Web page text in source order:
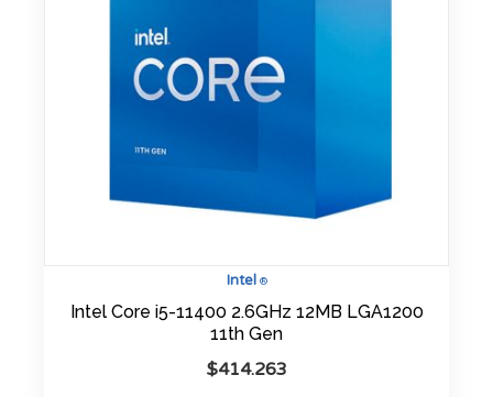
Intel®
Intel Core i5-11400 2.6GHz 12MB LGA1200
11th Gen
$414.263